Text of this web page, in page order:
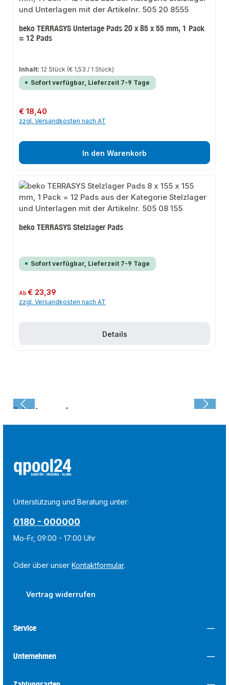
beko TERRASYS Unterlage Pads 20 x 85 x 55 mm, 1 Pack
= 12 Pads
Inhalt: 12 Stück (€ 1,53 / 1 Stück)
Sofort verfügbar, Lieferzeit 7-9 Tage
Regulärer Preis:
€ 18,40
zzgl. Versandkosten nach AT
In den Warenkorb
beko TERRASYS Stelzlager Pads
Sofort verfügbar, Lieferzeit 7-9 Tage
Regulärer Preis:
Ab€ 23,39
zzgl. Versandkosten nach AT
Details
Zuletzt angesehen:
Unterstützung und Beratung unter:
0180 - 000000
Mo-Fr, 09:00 - 17:00 Uhr
Oder über unserKontaktformular.
Vertrag widerrufen
Service
Unternehmen